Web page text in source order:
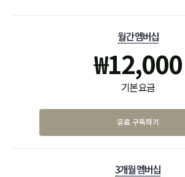
월간 멤버십
₩12,000
기본 요금
유료 구독하기
3개월 멤버십